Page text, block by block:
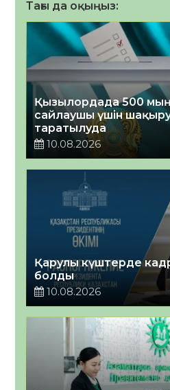
Тағы да оқыңыз:
Қызылордада 500
сайлаушы үшін
таратылуда
10.08.2026
Қарулы күштерде
болды
10.08.2026